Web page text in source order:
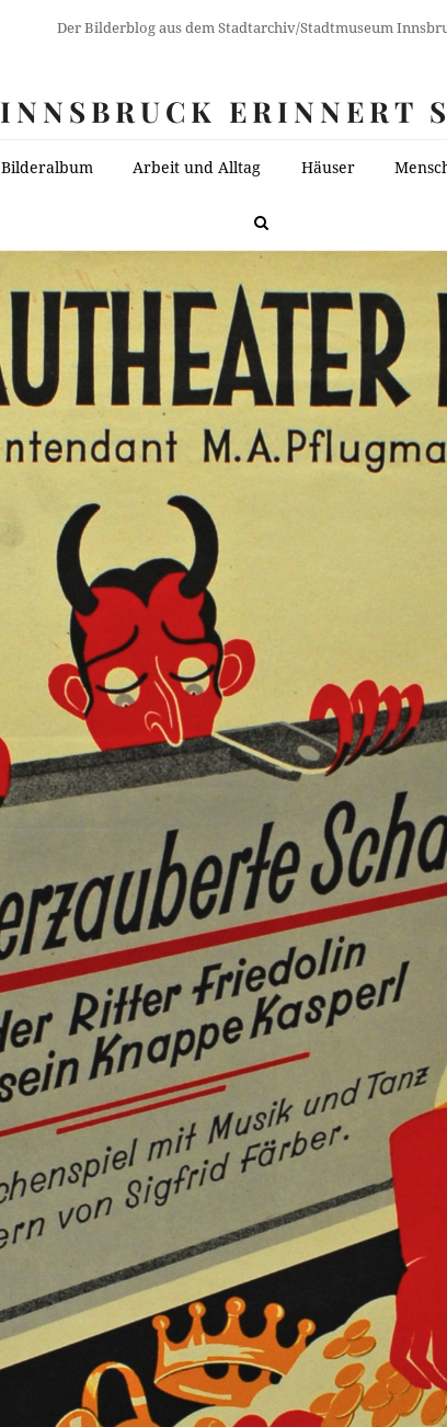
Der Bilderblog aus dem Stadtarchiv/Stadtmuseum
INNSBRUCK ERINNERT
Bilderalbum Arbeit und Alltag Häuser